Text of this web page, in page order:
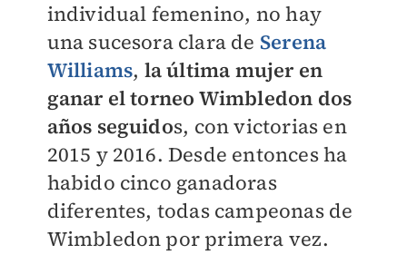
individual femenino, no hay
una sucesora clara de Serena
Williams, la última mujer en
ganar el torneo Wimbledon dos
años seguidos, con victorias en
2015 y 2016. Desde entonces ha
habido cinco ganadoras
diferentes, todas campeonas de
Wimbledon por primera vez.